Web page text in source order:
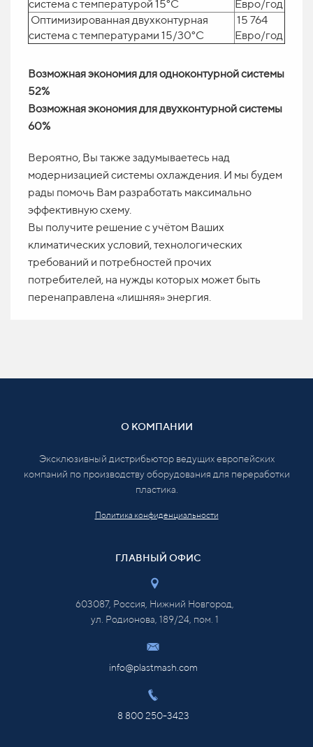
система с температурой 15°С
Евро/год
Оптимизированная двухконтурная
система с температурами 15/30°С
15 764
Евро/год
Возможная экономия для одноконтурной системы
52%
Возможная экономия для двухконтурной системы
60%
Вероятно, Вы также задумываетесь над
модернизацией системы охлаждения. И мы будем
рады помочь Вам разработать максимально
эффективную схему.
Вы получите решение с учётом Ваших
климатических условий, технологических
требований и потребностей прочих
потребителей, на нужды которых может быть
перенаправлена «лишняя» энергия.
О КОМПАНИИ
Эксклюзивный дистрибьютор ведущих европейских
компаний по производству оборудования для переработки
пластика.
Политика конфиденциальности
ГЛАВНЫЙ ОФИС
603087, Россия, Нижний Новгород,
ул. Родионова, 189/24, пом. 1
info@plastmash.com
8 800 250-3423